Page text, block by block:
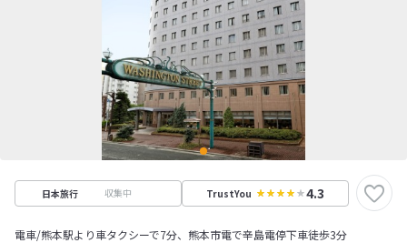
日本旅行 収集中 TrustYou 4.3
電車/熊本駅より車タクシーで7分、熊本市電で辛島電停下車徒歩3分